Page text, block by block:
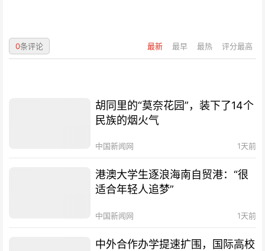
最新 最早 最热 评分最高
0条评论
胡同里的“莫奈花园”，装下了14个
民族的烟火气
中国新闻网 1天前
港澳大学生逐浪海南自贸港：“很
适合年轻人追梦”
中国新闻网 1天前
中外合作办学提速扩围，国际高校